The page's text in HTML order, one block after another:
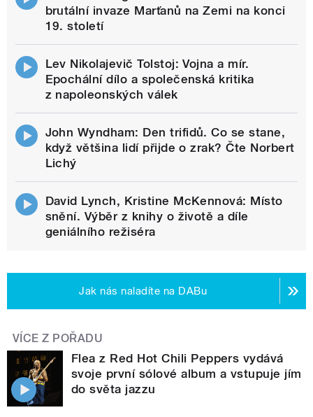
brutální invaze Marťanů na Zemi na konci
19. století
Lev Nikolajevič Tolstoj: Vojna a mír.
Epochální dílo a společenská kritika
z napoleonských válek
John Wyndham: Den trifidů. Co se stane,
když většina lidí přijde o zrak? Čte Norbert
Lichý
David Lynch, Kristine McKennová: Místo
snění. Výběr z knihy o životě a díle
geniálního režiséra
Jak nás naladíte na DABu
VÍCE Z POŘADU
Flea z Red Hot Chili Peppers vydává
svoje první sólové album a vstupuje jím
do světa jazzu